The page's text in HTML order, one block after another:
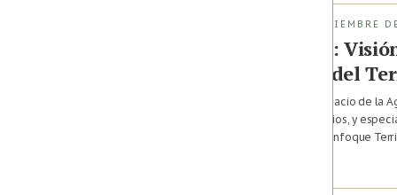
FASE DE IMPLEMENTACIÓN (1 DE DICIEMBRE
Capítulo 2: Somos PDET:
Agencia de Renovación del
Somos PDET: las voces del territorio, el espacio de la
acercarnos a las comunidades, a los territorios, y
seis años los Programas de Desarrollo con Enfoque